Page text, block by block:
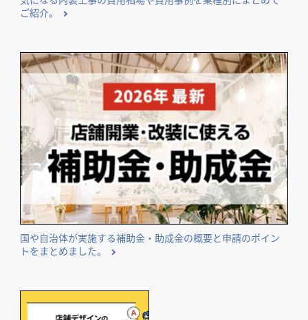
ご紹介。
国や自治体が実施する補助金・助成金の概要と申請のポイン
トをまとめました。